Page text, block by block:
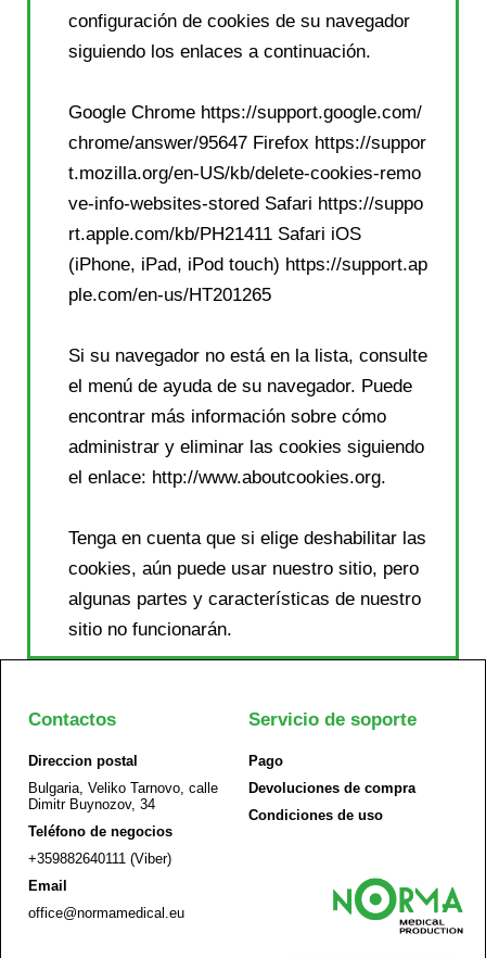
configuración de cookies de su navegador
siguiendo los enlaces a continuación.
Google Chrome https://support.google.com/
chrome/answer/95647 Firefox https://suppor
t.mozilla.org/en-US/kb/delete-cookies-remo
ve-info-websites-stored Safari https://suppo
rt.apple.com/kb/PH21411 Safari iOS
(iPhone, iPad, iPod touch) https://support.ap
ple.com/en-us/HT201265
Si su navegador no está en la lista, consulte
el menú de ayuda de su navegador. Puede
encontrar más información sobre cómo
administrar y eliminar las cookies siguiendo
el enlace: http://www.aboutcookies.org.
Tenga en cuenta que si elige deshabilitar las
cookies, aún puede usar nuestro sitio, pero
algunas partes y características de nuestro
sitio no funcionarán.
Contactos
Direccion postal
Bulgaria, Veliko Tarnovo, calle
Dimitr Buynozov, 34
Teléfono de negocios
+359882640111 (Viber)
Email
office@normamedical.eu
Servicio de soporte
Pago
Devoluciones de compra
Condiciones de uso